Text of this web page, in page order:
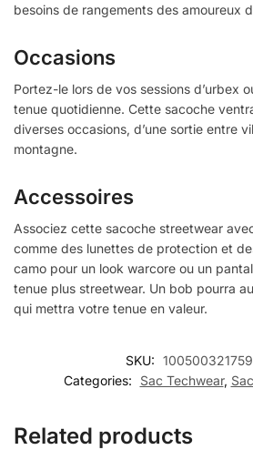
besoins de rangements des amoureux
Occasions
Portez-le lors de vos sessions d’urbex
tenue quotidienne. Cette sacoche
diverses occasions, d’une sortie entre
montagne.
Accessoires
Associez cette sacoche streetwear
comme des lunettes de protection et
camo pour un look warcore ou un
tenue plus streetwear. Un bob pourra
qui mettra votre tenue en valeur.
SKU:
Categories:
Sac Techwear,
Related products